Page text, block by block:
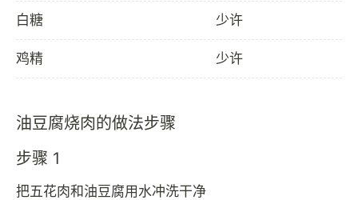
白糖 少许
鸡精 少许
油豆腐烧肉的做法步骤
步骤 1
把五花肉和油豆腐用水冲洗干净